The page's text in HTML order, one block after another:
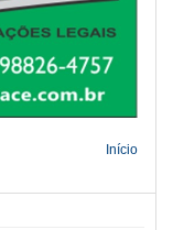
Início